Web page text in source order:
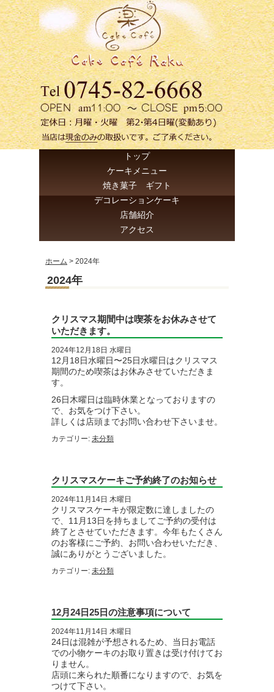
トップ
ケーキメニュー
焼き菓子 ギフト
デコレーションケーキ
店舗紹介
アクセス
ホーム > 2024年
2024年
クリスマス期間中は喫茶をお休みさせて
いただきます。
2024年12月18日 水曜日
12月18日水曜日〜25日水曜日はクリスマス
期間のため喫茶はお休みさせていただきま
す。
26日木曜日は臨時休業となっておりますの
で、お気をつけ下さい。
詳しくは店頭までお問い合わせ下さいませ。
カテゴリー: 未分類
クリスマスケーキご予約終了のお知らせ
2024年11月14日 木曜日
クリスマスケーキが限定数に達しましたの
で、11月13日を持ちましてご予約の受付は
終了とさせていただきます。今年もたくさん
のお客様にご予約、お問い合わせいただき、
誠にありがとうございました。
カテゴリー: 未分類
12月24日25日の注意事項について
2024年11月14日 木曜日
24日は混雑が予想されるため、当日お電話
での小物ケーキのお取り置きは受け付けてお
りません。
店頭に来られた順番になりますので、お気を
つけて下さい。